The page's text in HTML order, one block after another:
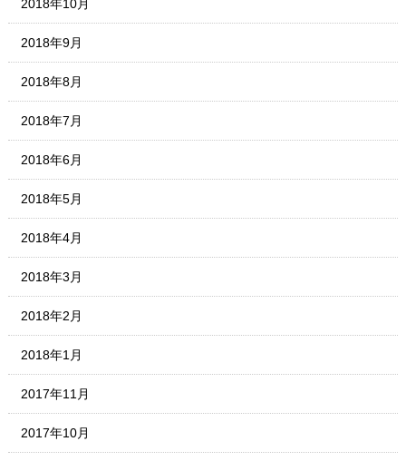
2018年10月
2018年9月
2018年8月
2018年7月
2018年6月
2018年5月
2018年4月
2018年3月
2018年2月
2018年1月
2017年11月
2017年10月